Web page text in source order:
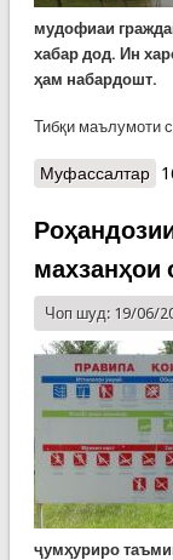
мудофиаи
хабар дод. Ин
ҳам набардошт.
Тибқи маълумоти
Муфассалтаро
махзанҳои
Чоп шуд: 19/06/
ҷумҳуриро